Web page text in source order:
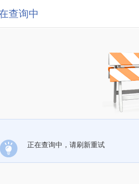
查询中
正在查询中，请刷新重试